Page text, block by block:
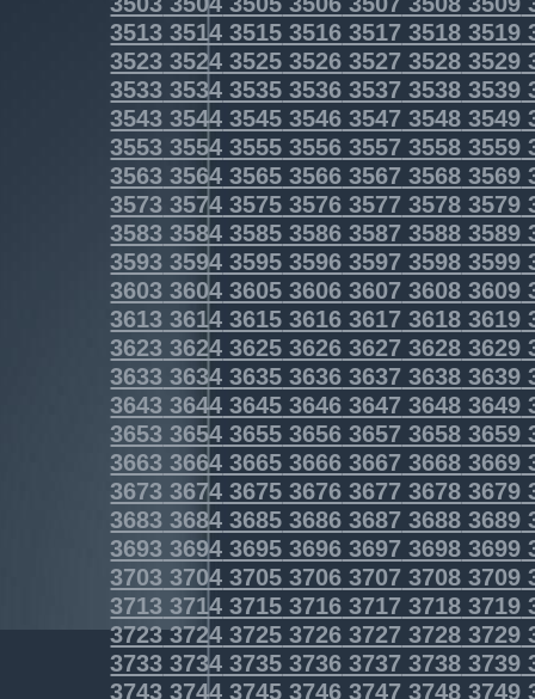
3513 3514 3515 3516 3517 3518 3519
3523 3524 3525 3526 3527 3528 3529
3533 3534 3535 3536 3537 3538 3539
3543 3544 3545 3546 3547 3548 3549
3553 3554 3555 3556 3557 3558 3559
3563 3564 3565 3566 3567 3568 3569
3573 3574 3575 3576 3577 3578 3579
3583 3584 3585 3586 3587 3588 3589
3593 3594 3595 3596 3597 3598 3599
3603 3604 3605 3606 3607 3608 3609
3613 3614 3615 3616 3617 3618 3619
3623 3624 3625 3626 3627 3628 3629
3633 3634 3635 3636 3637 3638 3639
3643 3644 3645 3646 3647 3648 3649
3653 3654 3655 3656 3657 3658 3659
3663 3664 3665 3666 3667 3668 3669
3673 3674 3675 3676 3677 3678 3679
3683 3684 3685 3686 3687 3688 3689
3693 3694 3695 3696 3697 3698 3699
3703 3704 3705 3706 3707 3708 3709
3713 3714 3715 3716 3717 3718 3719
37233724 3725 3726 3727 3728 3729
3733 3734 3735 3736 3737 3738 3739
3743 3744 3745 3746 3747 3748 3749